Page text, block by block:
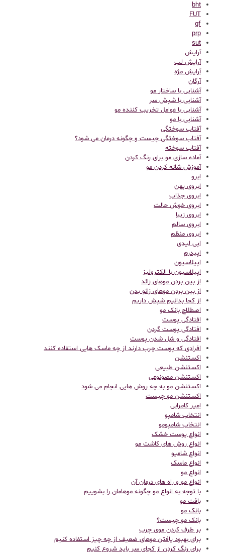
bht
FUT
gf
prp
sut
آرایش
آرایش لب
آرایش مژه
آرگان
آشنایی با ساختار مو
آشنایی با شپش سر
آشنایی با عوامل تخریب کننده مو
آشنایی با مو
آفتاب سوختگی
آفتاب سوختگی چیست و چگونه درمان می شود؟
آفتاب سوخته
آماده سازی مو برای رنگ کردن
آموزش شانه کردن مو
ابرو
ابروی پهن
ابروی جذاب
ابروی خوش حالت
ابروی زیبا
ابروی سالم
ابروی منظم
اپی لیدی
اپیدرم
اپیلاسیون
اپیلاسیون با الکترولیز
از بین بردن موهای زائد
از بین بردن موهای زائو بدن
از کجا بدانیم شپش داریم
اصطلاح بانک مو
افتادگی پوست
افتادگی پوست گردن
افتادگی و شل شدن پوست
افرادی که پوست چرب دارند از چه ماسک هایی استفاده کنند
اکستنشن
اکستنشن طبیعی
اکستنشن مصونوعی
اکستنشن مو به چه روش هایی انجام می شود
اکستنشن مو چیست
امیر کامرانی
انتخاب شامپو
انتخاب شامپومو
انواع پوست خشک
انواع روش های کاشت مو
انواع شامپو
انواع ماسک
انواع مو
انواع مو و راه های درمان آن
با توجه به انواع مو چگونه موهامان را بشوییم
بافت مو
بانک مو
بانک مو چیست؟
بر طرف کردن موی چرب
برای بهبود یافتن موهای ضعیف از چه چیز استفاده کنیم
برای رنگ کردن از کجای سر باید شروع کنیم